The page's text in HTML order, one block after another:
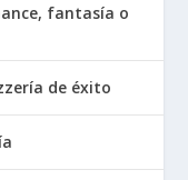
fantasía o
de éxito